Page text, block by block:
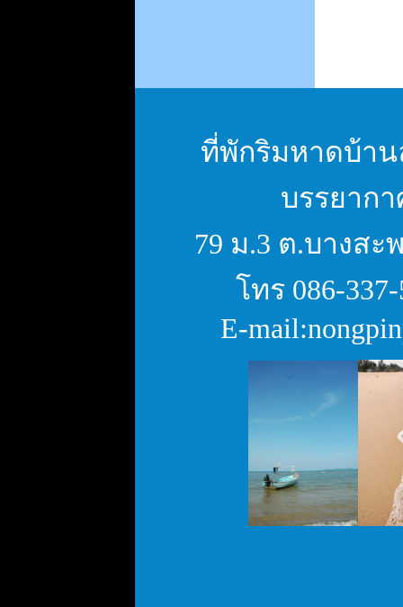
ที่พักริมหาดบ้าน
บรรยากา
79 ม.3 ต.บางส
โทร 086-
E-mail: